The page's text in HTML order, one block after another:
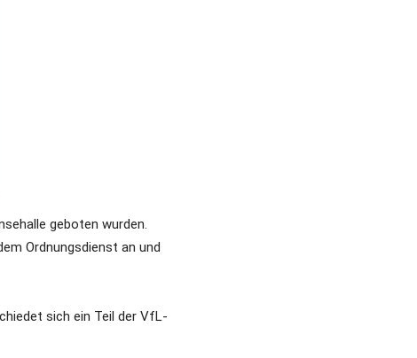
geboten wurden.
Ordnungsdienst an und
sich ein Teil der VfL-